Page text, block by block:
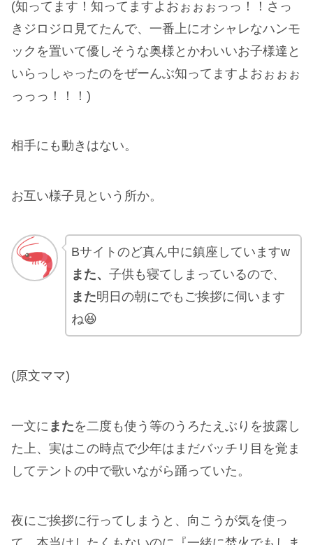
(知ってます！知ってますよおぉぉぉっっ！！さっ
きジロジロ見てたんで、一番上にオシャレなハンモ
ックを置いて優しそうな奥様とかわいいお子様達と
いらっしゃったのをぜーんぶ知ってますよおぉぉぉ
っっっ！！！)
相手にも動きはない。
お互い様子見という所か。
Bサイトのど真ん中に鎮座していますw
また、 子供も寝てしまっているので、
また明日の朝にでもご挨拶に伺います
ね😆
(原文ママ)
一文に またを二度も使う等のうろたえぶりを披露し
た上、実はこの時点で少年はまだバッチリ目を覚ま
してテントの中で歌いながら踊っていた。
夜にご挨拶に行ってしまうと、向こうが気を使っ